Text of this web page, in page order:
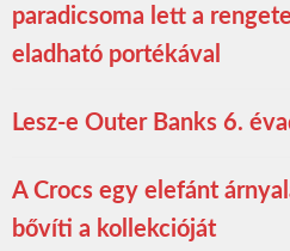
paradicsoma lett a
eladható portékával
Lesz-e Outer Banks 6.
A Crocs egy elefánt
bővíti a kollekcióját